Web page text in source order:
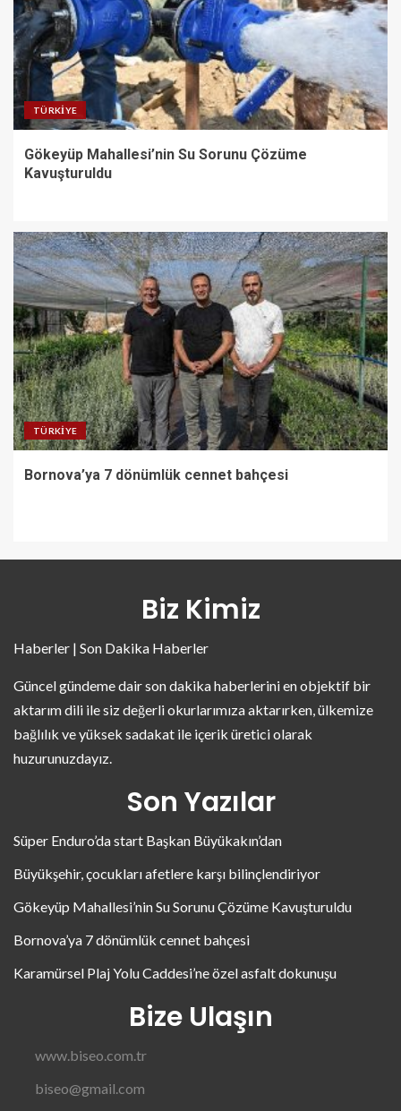
TÜRKIYE
Gökeyüp Mahallesi’nin Su Sorunu Çözüme
Kavuşturuldu
TÜRKIYE
Bornova’ya 7 dönümlük cennet bahçesi
Biz Kimiz
Haberler | Son Dakika Haberler
Güncel gündeme dair son dakika haberlerini en objektif bir
aktarım dili ile siz değerli okurlarımıza aktarırken, ülkemize
bağlılık ve yüksek sadakat ile içerik üretici olarak
huzurunuzdayız.
Son Yazılar
Süper Enduro’da start Başkan Büyükakın’dan
Büyükşehir, çocukları afetlere karşı bilinçlendiriyor
Gökeyüp Mahallesi’nin Su Sorunu Çözüme Kavuşturuldu
Bornova’ya 7 dönümlük cennet bahçesi
Karamürsel Plaj Yolu Caddesi’ne özel asfalt dokunuşu
Bize Ulaşın
www.biseo.com.tr
biseo@gmail.com